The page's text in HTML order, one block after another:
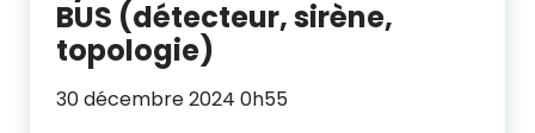
BUS (détecteur, sirène,
topologie)
30 décembre 2024 0h55